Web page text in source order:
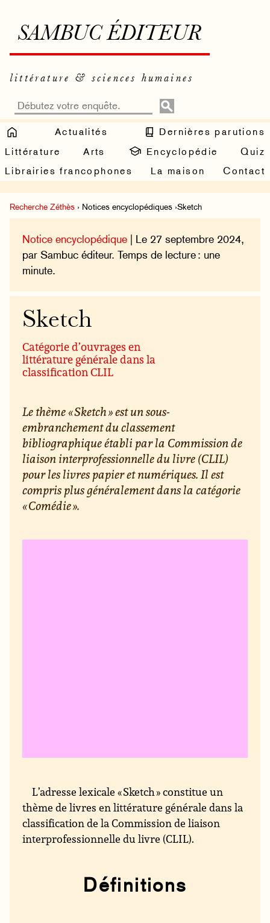
SAMBUC ÉDITEUR
littérature & sciences humaines
Actualités
Dernières parutions
Littérature
Arts Encyclopédie
Quiz
Librairies francophones
La maison Contact
Recherche Zéthès › Notices encyclopédiques ›Sketch
Notice encyclopédique | Le 27 septembre 2024,
par Sambuc éditeur. Temps de lecture : une
minute.
Sketch
Catégorie d’ouvrages en
littérature générale dans la
classification CLIL
Le thème « Sketch » est un sous-
embranchement du classement
bibliographique établi par la Commission de
liaison interprofessionnelle du livre (CLIL)
pour les livres papier et numériques. Il est
compris plus généralement dans la catégorie
« Comédie ».
L’adresse lexicale « Sketch » constitue un
thème de livres en littérature générale dans la
classification de la Commission de liaison
interprofessionnelle du livre (CLIL).
Définitions